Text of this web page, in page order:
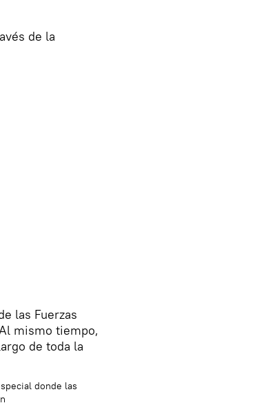
de la
las Fuerzas
mismo tiempo,
de toda la
donde las